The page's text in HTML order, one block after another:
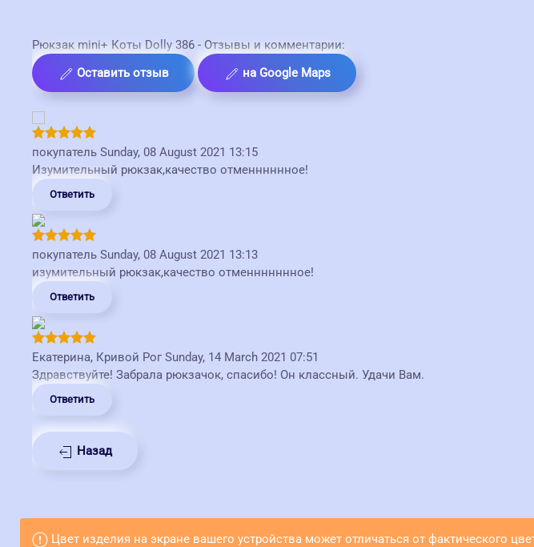
Рюкзак mini+ Коты Dolly 386 - Отзывы и комментарии:
Оставить отзыв
на Google Maps
покупатель Sunday, 08 August 2021 13:15
Изумительный рюкзак,качество отменннннное!
Ответить
покупатель Sunday, 08 August 2021 13:13
изумительный рюкзак,качество отменнннннное!
Ответить
Екатерина, Кривой Рог Sunday, 14 March 2021 07:51
Здравствуйте! Забрала рюкзачок, спасибо! Он классный. Удачи Вам.
Ответить
Назад
Цвет изделия на экране вашего устройства может отличаться от фактического